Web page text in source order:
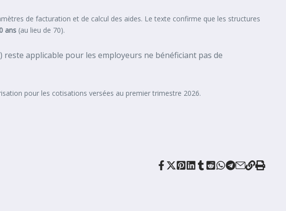
de facturation et de calcul des aides. Le texte confirme que les structures
ans (au lieu de 70).
applicable pour les employeurs ne bénéficiant pas de
pour les cotisations versées au premier trimestre 2026.